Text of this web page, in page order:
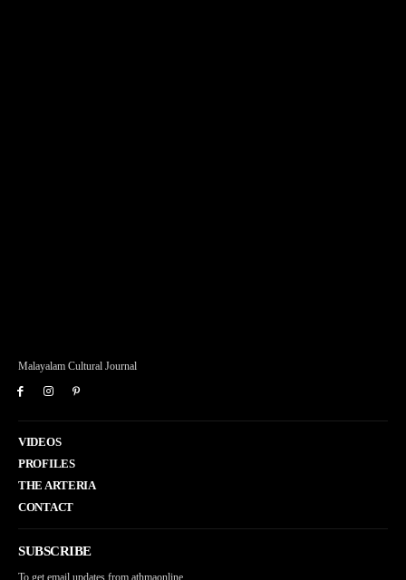
Malayalam Cultural Journal
VIDEOS
PROFILES
THE ARTERIA
CONTACT
SUBSCRIBE
To get email updates from athmaonline